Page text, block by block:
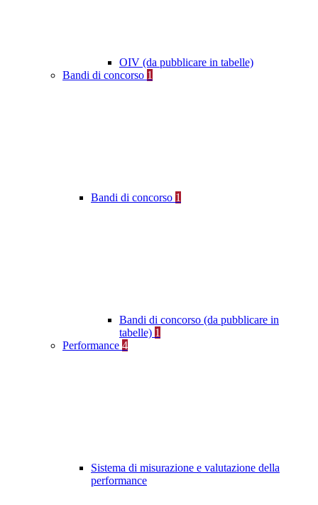
OIV (da pubblicare in tabelle)
Bandi di concorso 1
Bandi di concorso 1
Bandi di concorso (da pubblicare in
tabelle) 1
Performance 4
Sistema di misurazione e valutazione della
performance